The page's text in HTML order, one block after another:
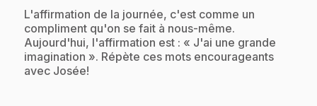
.L'affirmation de la journée, c'est comme un
compliment qu'on se fait à nous-même.
Aujourd'hui, l'affirmation est : « J'ai une grande
imagination ». Répète ces mots encourageants
avec Josée!